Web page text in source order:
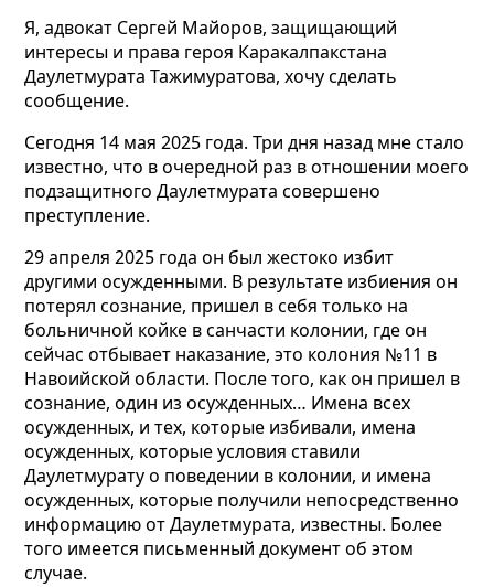
Я, адвокат Сергей Майоров, защищающий
интересы и права героя Каракалпакстана
Даулетмурата Тажимуратова, хочу сделать
сообщение.
Сегодня 14 мая 2025 года. Три дня назад мне стало
известно, что в очередной раз в отношении моего
подзащитного Даулетмурата совершено
преступление.
29 апреля 2025 года он был жестоко избит
другими осужденными. В результате избиения он
потерял сознание, пришел в себя только на
больничной койке в санчасти колонии, где он
сейчас отбывает наказание, это колония №11 в
Навоийской области. После того, как он пришел в
сознание, один из осужденных… Имена всех
осужденных, и тех, которые избивали, имена
осужденных, которые условия ставили
Даулетмурату о поведении в колонии, и имена
осужденных, которые получили непосредственно
информацию от Даулетмурата, известны. Более
того имеется письменный документ об этом
случае.